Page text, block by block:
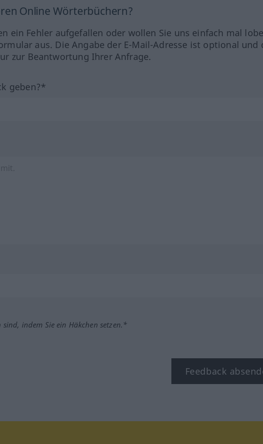
Online Wörterbüchern?
ein Fehler aufgefallen oder wollen Sie uns einfach mal
aus. Die Angabe der E-Mail-Adresse ist optional und
zur Beantwortung Ihrer Anfrage.
geben?*
indem Sie ein Häkchen setzen.*
Feedback